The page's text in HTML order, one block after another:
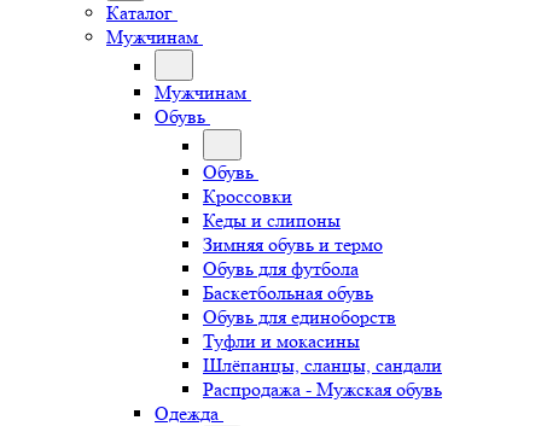
Каталог
Мужчинам
Мужчинам
Обувь
Обувь
Кроссовки
Кеды и слипоны
Зимняя обувь и термо
Обувь для футбола
Баскетбольная обувь
Обувь для единоборств
Туфли и мокасины
Шлёпанцы, сланцы, сандали
Распродажа - Мужская обувь
Одежда